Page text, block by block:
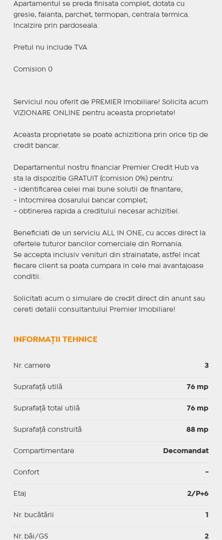
Apartamentul se preda finisata complet, dotata cu
gresie, faianta, parchet, termopan, centrala termica.
Incalzire prin pardoseala.
Pretul nu include TVA
Comision 0
Serviciul nou oferit de PREMIER Imobiliare! Solicita acum
VIZIONARE ONLINE pentru aceasta proprietate!
Aceasta proprietate se poate achizitiona prin orice tip de
credit bancar.
Departamentul nostru financiar Premier Credit Hub va
sta la dispozitie GRATUIT (comision 0%) pentru:
- identificarea celei mai bune solutii de finantare;
- intocmirea dosarului bancar complet;
- obtinerea rapida a creditului necesar achizitiei.
Beneficiati de un serviciu ALL IN ONE, cu acces direct la
ofertele tuturor bancilor comerciale din Romania.
Se accepta inclusiv venituri din strainatate, astfel incat
fiecare client sa poata cumpara in cele mai avantajoase
conditii.
Solicitati acum o simulare de credit direct din anunt sau
cereti detalii consultantului Premier Imobiliare!
INFORMAȚII TEHNICE
Nr. camere 3
Suprafaţă utilă 76 mp
Suprafaţă total utilă 76 mp
Suprafaţă construită 88 mp
Compartimentare Decomandat
Confort -
Etaj 2/P+6
Nr. bucătării 1
Nr. băi/GS 2